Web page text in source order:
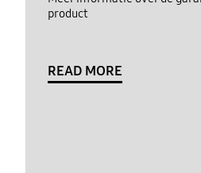
product
READ MORE